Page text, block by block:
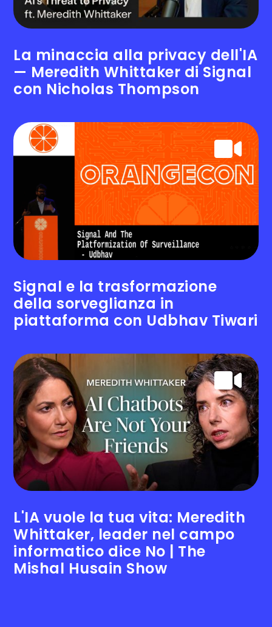
La minaccia alla privacy dell'IA
— Meredith Whittaker di Signal
con Nicholas Thompson
Signal e la trasformazione
della sorveglianza in
piattaforma con Udbhav Tiwari
L'IA vuole la tua vita: Meredith
Whittaker, leader nel campo
informatico dice No | The
Mishal Husain Show